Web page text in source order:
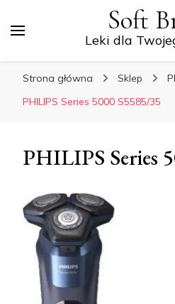
Soft
Leki dla
Strona główna Sklep
PHILIPS Series 5000 S5585/35
PHILIPS Series